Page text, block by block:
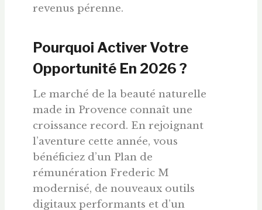
revenus pérenne.
Pourquoi Activer Votre
Opportunité En 2026 ?
Le marché de la beauté naturelle
made in Provence connaît une
croissance record. En rejoignant
l’aventure cette année, vous
bénéficiez d’un Plan de
rémunération Frederic M
modernisé, de nouveaux outils
digitaux performants et d’un